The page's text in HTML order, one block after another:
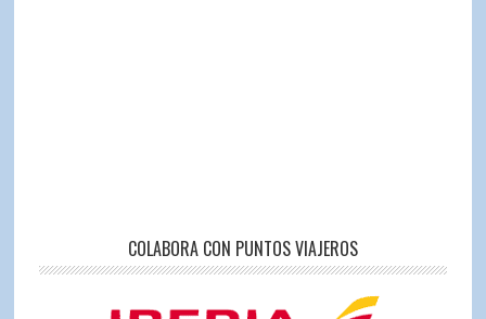
COLABORA CON PUNTOS VIAJEROS